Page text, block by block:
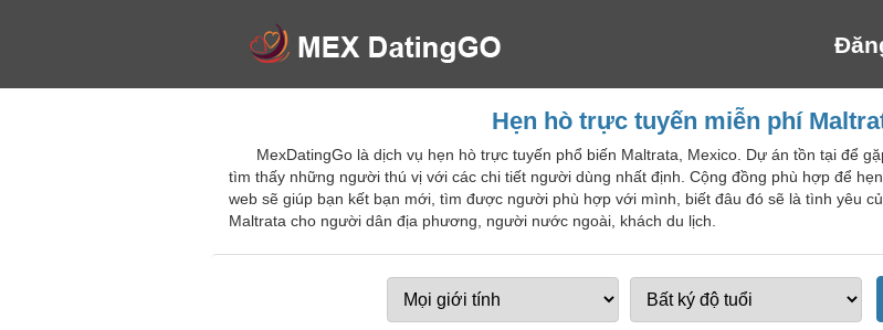
Hẹn hò trực tuyến miễn phí
MexDatingGo là dịch vụ hẹn hò trực tuyến phổ biến Maltrata, Mexico. Dự án tồn tại để
tìm thấy những người thú vị với các chi tiết người dùng nhất định. Cộng đồng phù hợp để
web sẽ giúp bạn kết bạn mới, tìm được người phù hợp với mình, biết đâu đó sẽ là tình yêu
Maltrata cho người dân địa phương, người nước ngoài, khách du lịch.